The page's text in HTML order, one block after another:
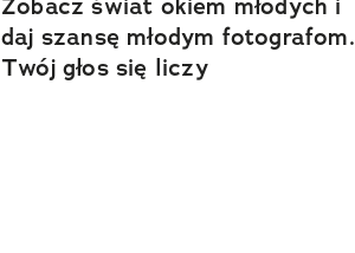
daj szansę młodym fotografom.
Twój głos się liczy